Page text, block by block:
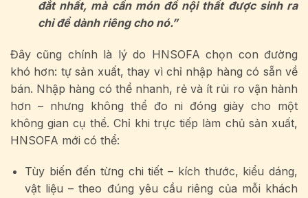
đắt nhất, mà cần món đồ nội thất được sinh ra
chỉ để dành riêng cho nó.”
Đây cũng chính là lý do HNSOFA chọn con đường
khó hơn: tự sản xuất, thay vì chỉ nhập hàng có sẵn về
bán. Nhập hàng có thể nhanh, rẻ và ít rủi ro vận hành
hơn – nhưng không thể đo ni đóng giày cho một
không gian cụ thể. Chỉ khi trực tiếp làm chủ sản xuất,
HNSOFA mới có thể:
Tùy biến đến từng chi tiết – kích thước, kiểu dáng,
vật liệu – theo đúng yêu cầu riêng của mỗi khách